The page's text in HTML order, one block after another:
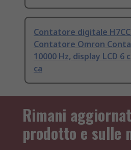
Contatore digitale
Contatore Omron
10000 Hz, display LCD 6
ca
Rimani
prodotto e sulle